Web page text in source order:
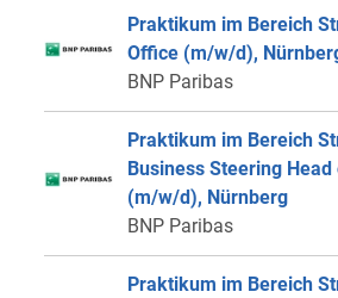
Praktikum im Bereich
Office (m/w/d),
BNP Paribas
Praktikum im Bereich
Business Steering
(m/w/d), Nürnberg
BNP Paribas
Praktikum im Bereich